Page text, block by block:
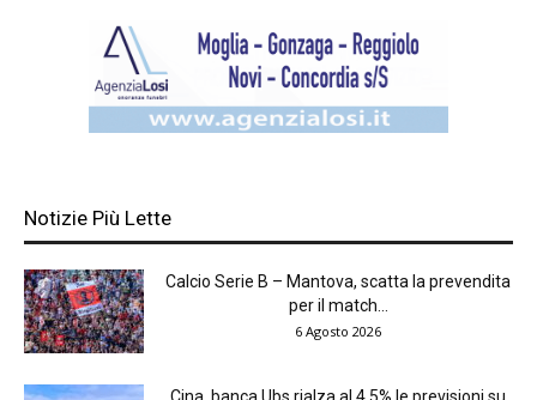
Notizie Più Lette
Calcio Serie B – Mantova, scatta la prevendita
per il match...
6 Agosto 2026